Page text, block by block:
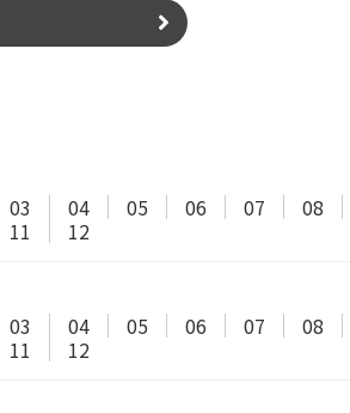
03 04 05 06 07
08
11 12
03 04 05 06 07
08
11 12